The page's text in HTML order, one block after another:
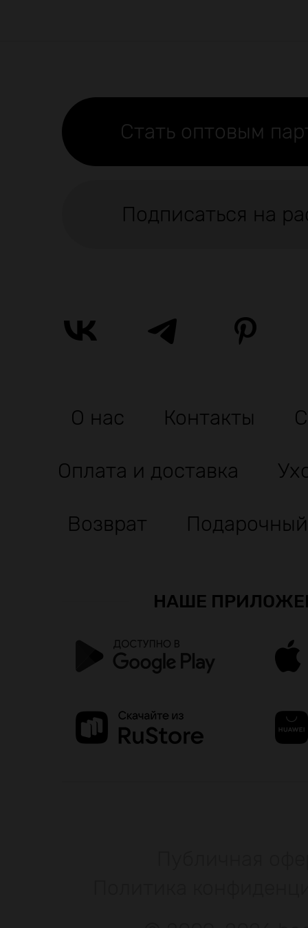
Стать оптовым
Подписаться на
О нас Контакты
Оплата и доставка
Возврат
НАШЕ